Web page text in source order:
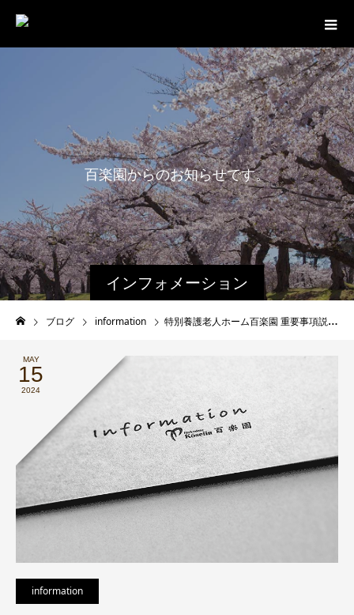
インフォメーション
百楽園からのお知らせです。
ブログ information 特別養護老人ホーム百楽園 重要事項説明書
MAY
15
2024
information